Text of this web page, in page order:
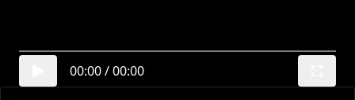
00:00/00:00